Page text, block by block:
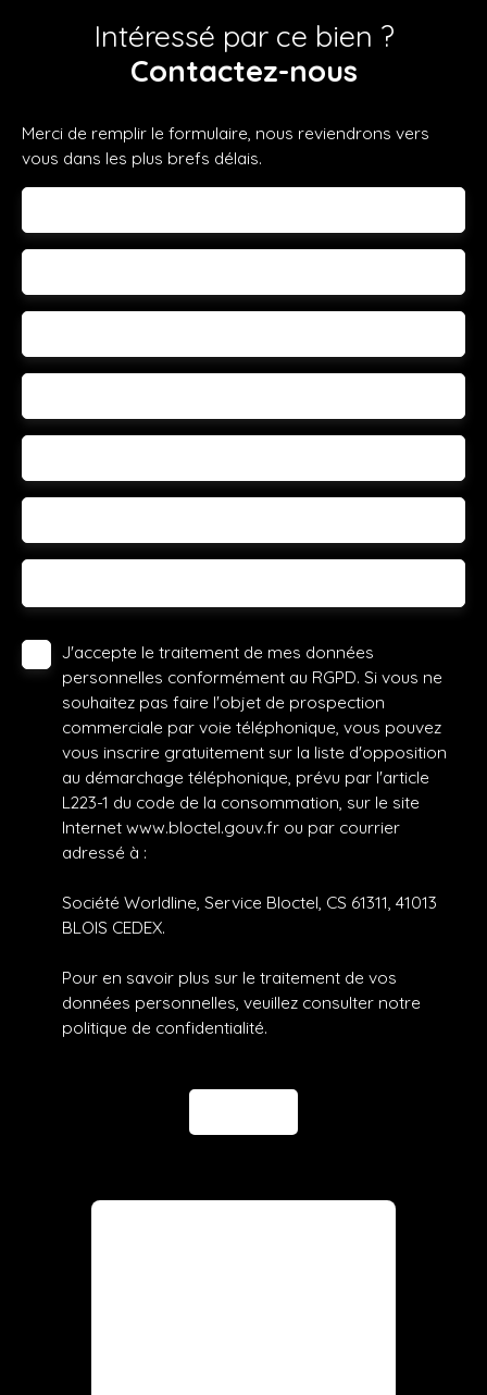
Intéressé par ce bien ?
Contactez-nous
Merci de remplir le formulaire, nous reviendrons vers
vous dans les plus brefs délais.
J'accepte le traitement de mes données
personnelles conformément au RGPD. Si vous ne
souhaitez pas faire l'objet de prospection
commerciale par voie téléphonique, vous pouvez
vous inscrire gratuitement sur la liste d'opposition
au démarchage téléphonique, prévu par l'article
L223-1 du code de la consommation, sur le site
Internet www.bloctel.gouv.fr ou par courrier
adressé à :
Société Worldline, Service Bloctel, CS 61311, 41013
BLOIS CEDEX.
Pour en savoir plus sur le traitement de vos
données personnelles, veuillez consulter notre
politique de confidentialité.